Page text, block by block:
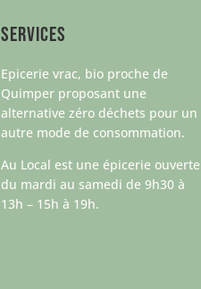
Services
Epicerie vrac, bio proche de
Quimper proposant une
alternative zéro déchets pour un
autre mode de consommation.
Au Local est une épicerie ouverte
du mardi au samedi de 9h30 à
13h – 15h à 19h.